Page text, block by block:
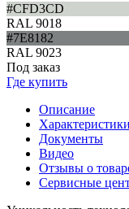
#CFD3CD
RAL 9018
#7E8182
RAL 9023
Под заказ
Где купить
Описание
Характеристики
Документы
Видео
Отзывы о
Сервисные